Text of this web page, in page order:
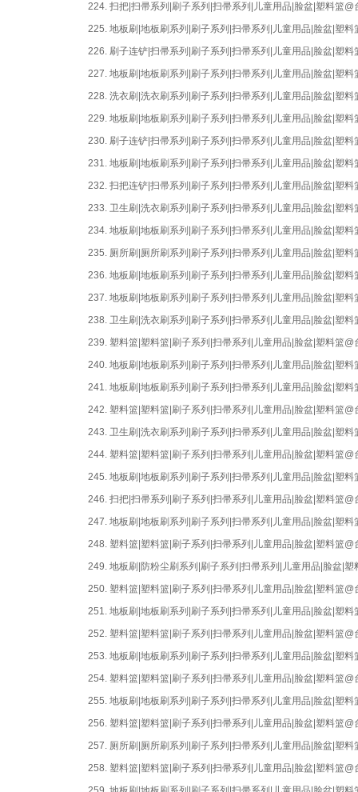
224. 扫把|扫帚系列|刷子系列|扫帚系列|儿童用品|脸盆|塑料篮
225. 地板刷|地板刷系列|刷子系列|扫帚系列|儿童用品|脸盆|塑
226. 刷子连铲|扫帚系列|刷子系列|扫帚系列|儿童用品|脸盆|塑
227. 地板刷|地板刷系列|刷子系列|扫帚系列|儿童用品|脸盆|塑
228. 洗衣刷|洗衣刷系列|刷子系列|扫帚系列|儿童用品|脸盆|塑
229. 地板刷|地板刷系列|刷子系列|扫帚系列|儿童用品|脸盆|塑
230. 刷子连铲|扫帚系列|刷子系列|扫帚系列|儿童用品|脸盆|塑
231. 地板刷|地板刷系列|刷子系列|扫帚系列|儿童用品|脸盆|塑
232. 扫把连铲|扫帚系列|刷子系列|扫帚系列|儿童用品|脸盆|塑
233. 卫生刷|洗衣刷系列|刷子系列|扫帚系列|儿童用品|脸盆|塑
234. 地板刷|地板刷系列|刷子系列|扫帚系列|儿童用品|脸盆|塑
235. 厕所刷|厕所刷系列|刷子系列|扫帚系列|儿童用品|脸盆|塑
236. 地板刷|地板刷系列|刷子系列|扫帚系列|儿童用品|脸盆|塑
237. 地板刷|地板刷系列|刷子系列|扫帚系列|儿童用品|脸盆|塑
238. 卫生刷|洗衣刷系列|刷子系列|扫帚系列|儿童用品|脸盆|塑
239. 塑料篮|塑料篮|刷子系列|扫帚系列|儿童用品|脸盆|塑料篮
240. 地板刷|地板刷系列|刷子系列|扫帚系列|儿童用品|脸盆|塑
241. 地板刷|地板刷系列|刷子系列|扫帚系列|儿童用品|脸盆|塑
242. 塑料篮|塑料篮|刷子系列|扫帚系列|儿童用品|脸盆|塑料篮
243. 卫生刷|洗衣刷系列|刷子系列|扫帚系列|儿童用品|脸盆|塑
244. 塑料篮|塑料篮|刷子系列|扫帚系列|儿童用品|脸盆|塑料篮
245. 地板刷|地板刷系列|刷子系列|扫帚系列|儿童用品|脸盆|塑
246. 扫把|扫帚系列|刷子系列|扫帚系列|儿童用品|脸盆|塑料篮
247. 地板刷|地板刷系列|刷子系列|扫帚系列|儿童用品|脸盆|塑
248. 塑料篮|塑料篮|刷子系列|扫帚系列|儿童用品|脸盆|塑料篮
249. 地板刷|防粉尘刷系列|刷子系列|扫帚系列|儿童用品|脸盆|
250. 塑料篮|塑料篮|刷子系列|扫帚系列|儿童用品|脸盆|塑料篮
251. 地板刷|地板刷系列|刷子系列|扫帚系列|儿童用品|脸盆|塑
252. 塑料篮|塑料篮|刷子系列|扫帚系列|儿童用品|脸盆|塑料篮
253. 地板刷|地板刷系列|刷子系列|扫帚系列|儿童用品|脸盆|塑
254. 塑料篮|塑料篮|刷子系列|扫帚系列|儿童用品|脸盆|塑料篮
255. 地板刷|地板刷系列|刷子系列|扫帚系列|儿童用品|脸盆|塑
256. 塑料篮|塑料篮|刷子系列|扫帚系列|儿童用品|脸盆|塑料篮
257. 厕所刷|厕所刷系列|刷子系列|扫帚系列|儿童用品|脸盆|塑
258. 塑料篮|塑料篮|刷子系列|扫帚系列|儿童用品|脸盆|塑料篮